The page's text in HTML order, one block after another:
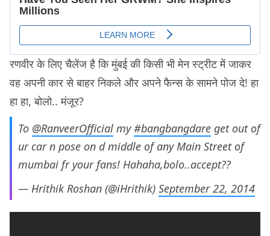
रणवीर के लिए चैलेंज है कि मुंबई की किसी भी मेन स्ट्रीट में जाकर
वह अपनी कार से बाहर निकले और अपने फैन्स के सामने पोज दे! हा
हा हा, बोलो.. मंजूर?
To @RanveerOfficial my#bangbangdare get out of
ur car n pose on d middle of any Main Street of
mumbai fr your fans! Hahaha,bolo..accept??
— Hrithik Roshan (@iHrithik) September 22, 2014